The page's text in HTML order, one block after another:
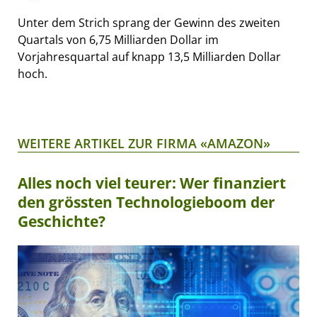
Unter dem Strich sprang der Gewinn des zweiten
Quartals von 6,75 Milliarden Dollar im
Vorjahresquartal auf knapp 13,5 Milliarden Dollar
hoch.
WEITERE ARTIKEL ZUR FIRMA «AMAZON»
Alles noch viel teurer: Wer finanziert
den grössten Technologieboom der
Geschichte?